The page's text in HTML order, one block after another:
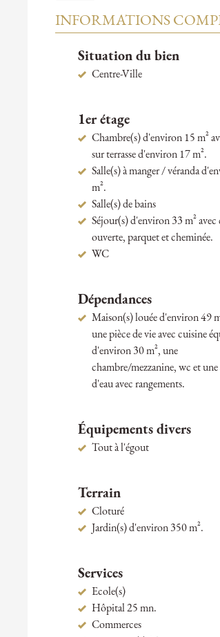
INFORMATIONS
Situation du bien
Centre-Ville
1er étage
Chambre(s) d'environ 15 m²
sur terrasse d'environ 17 m².
Salle(s) à manger / véranda
m².
Salle(s) de bains
Séjour(s) d'environ 33 m² avec
ouverte, parquet et cheminée.
WC
Dépendances
Maison(s) louée d'environ 49
une pièce de vie avec cuisine
d'environ 30 m², une
chambre/mezzanine, wc et une
d'eau avec rangements.
Équipements divers
Tout à l'égout
Terrain
Cloturé
Jardin(s) d'environ 350 m².
Services
Ecole(s)
Hôpital 25 mn.
Commerces